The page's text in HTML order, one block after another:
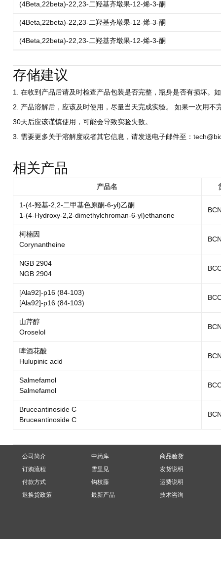
(4Beta,22beta)-22,23-二羟基齐墩果-12-烯-3-酮
(4Beta,22beta)-22,23-二羟基齐墩果-12-烯-3-酮
(4Beta,22beta)-22,23-二羟基齐墩果-12-烯-3-酮
存储建议
1. 在收到产品后请及时检查产品包装是否完整，瓶身是否有损坏。
2. 产品溶解后，应该及时使用，尽量当天完成实验。 如果一次用
30天后应该谨慎使用，可能会导致实验失败。
3. 需要更多关于溶解度或者其它信息，请发送电子邮件至：
相关产品
产品名
1-(4-羟基-2,2-二甲基色原酮-6-yl)乙酮
1-(4-Hydroxy-2,2-dimethylchroman-6-yl)ethanone
柯楠因
Corynantheine
NGB 2904
NGB 2904
[Ala92]-p16 (84-103)
[Ala92]-p16 (84-103)
山芹醇
Oroselol
啤酒花酸
Hulupinic acid
Salmefamol
Salmefamol
Bruceantinoside C
Bruceantinoside C
公司简介
订购流程
付款方式
退换货政策
中药库
雪里见
钩枝藤
最新产品
商品验货
发货说明
运费说明
技术咨询